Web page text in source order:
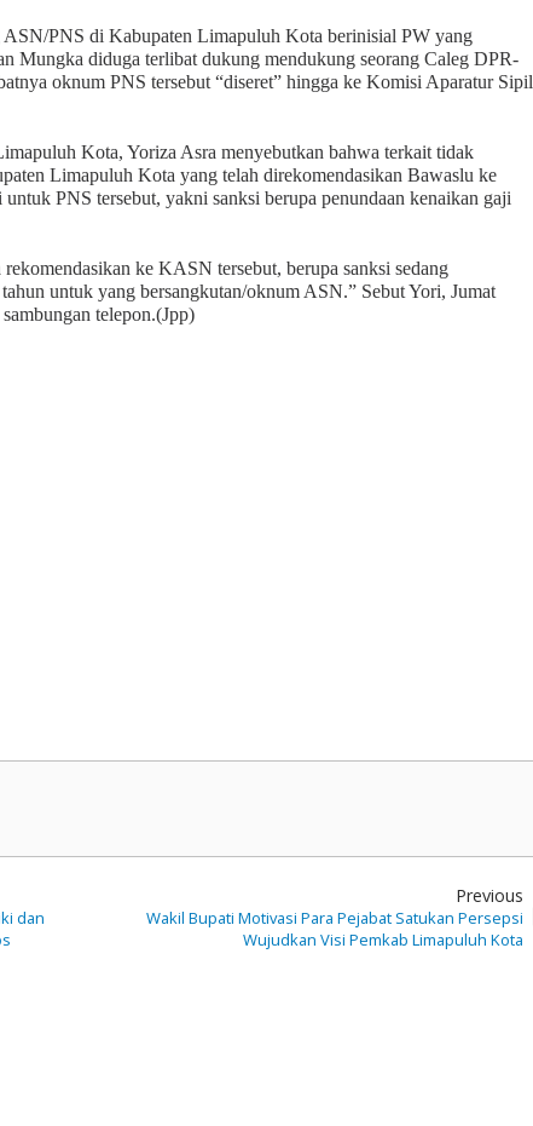
ASN/PNS di Kabupaten Limapuluh Kota berinisial PW yang
Mungka diduga terlibat dukung mendukung seorang Caleg DPR-
oknum PNS tersebut “diseret” hingga ke Komisi Aparatur Sipil
Kota, Yoriza Asra menyebutkan bahwa terkait tidak
Limapuluh Kota yang telah direkomendasikan Bawaslu ke
PNS tersebut, yakni sanksi berupa penundaan kenaikan gaji
ke KASN tersebut, berupa sanksi sedang
untuk yang bersangkutan/oknum ASN.” Sebut Yori, Jumat
telepon.(Jpp)
dan
Previous
Wakil Bupati Motivasi Para Pejabat Satukan Persepsi
Wujudkan Visi Pemkab Limapuluh Kota